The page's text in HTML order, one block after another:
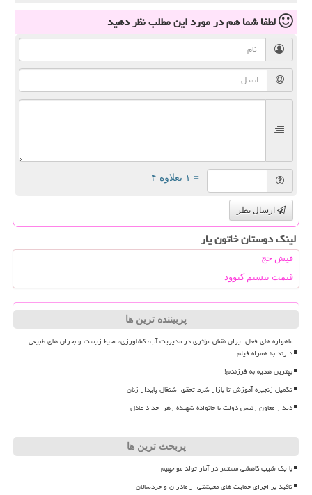
لطفا شما همدر مورد این مطلبنظر دهید
= ۱ بعلاوه ۴
ارسال نظر
لینک دوستان خاتون یار
فیش حج
قیمت بیسیم کنوود
پربیننده ترین ها
ماهواره های فعال ایران نقش مؤثری در مدیریت آب، کشاورزی، محیط زیست و بحران های طبیعی
دارند به همراه فیلم
بهترین هدیه به فرزندم!
تکمیل زنجیره آموزش تا بازار شرط تحقق اشتغال پایدار زنان
دیدار معاون رئیس دولت با خانواده شهیده زهرا حداد عادل
پربحث ترین ها
با یک شیب کاهشی مستمر در آمار تولد مواجهیم
تاکید بر اجرای حمایت های معیشتی از مادران و خردسالان